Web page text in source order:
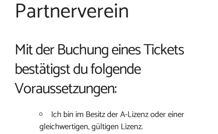
Partnerverein
Mit der Buchung eines Tickets
bestätigst du folgende
Voraussetzungen:
Ich bin im Besitz der A-Lizenz oder einer
gleichwertigen, gültigen Lizenz.